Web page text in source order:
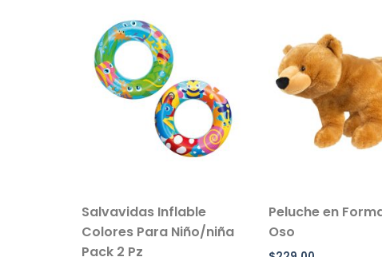
Salvavidas Inflable
Colores Para Niño/niña
Pack 2 Pz
Peluche en
Oso